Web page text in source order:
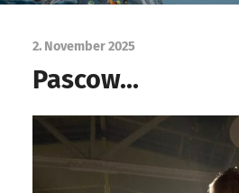
2. November 2025
Pascow…